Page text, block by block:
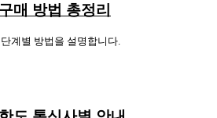
매 방법 총정리
계별 방법을 설명합니다.